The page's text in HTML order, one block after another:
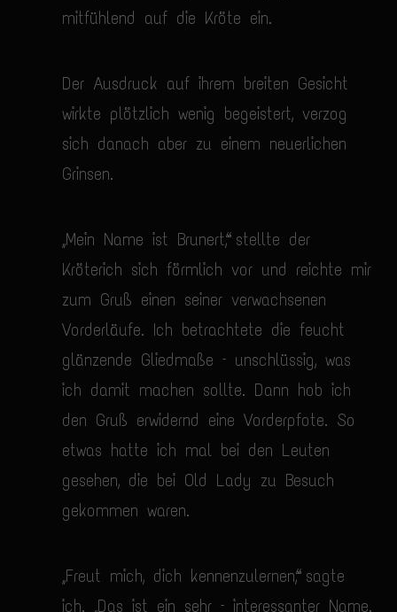
mitfühlend auf die Kröte ein.
Der Ausdruck auf ihrem breiten Gesicht
wirkte plötzlich wenig begeistert, verzog
sich danach aber zu einem neuerlichen
Grinsen.
„Mein Name ist Brunert“, stellte der
Kröterich sich förmlich vor und reichte mir
zum Gruß einen seiner verwachsenen
Vorderläufe. Ich betrachtete die feucht
glänzende Gliedmaße – unschlüssig, was
ich damit machen sollte. Dann hob ich
den Gruß erwidernd eine Vorderpfote. So
etwas hatte ich mal bei den Leuten
gesehen, die bei Old Lady zu Besuch
gekommen waren.
„Freut mich, dich kennenzulernen“, sagte
ich. „Das ist ein sehr – interessanter Name.